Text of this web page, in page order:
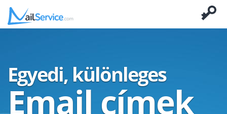
Egyedi, különleges
Email címek